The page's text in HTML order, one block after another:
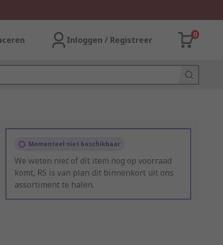
Inloggen / Registreer
0
Momenteel niet beschikbaar
We weten niet of dit item nog op voorraad
komt, RS is van plan dit binnenkort uit ons
assortiment te halen.